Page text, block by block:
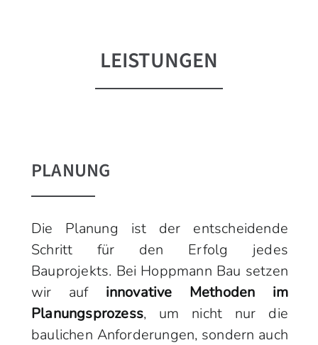
LEISTUNGEN
PLANUNG
Die Planung ist der entscheidende
Schritt für den Erfolg jedes
Bauprojekts. Bei Hoppmann Bau setzen
wir aufinnovative Methoden im
Planungsprozess, um nicht nur die
baulichen Anforderungen, sondern auch